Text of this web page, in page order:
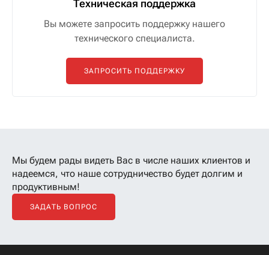
Техническая поддержка
Вы можете запросить поддержку нашего
технического специалиста.
ЗАПРОСИТЬ ПОДДЕРЖКУ
Мы будем рады видеть Вас в числе наших клиентов и
надеемся, что наше сотрудничество будет долгим и
продуктивным!
ЗАДАТЬ ВОПРОС